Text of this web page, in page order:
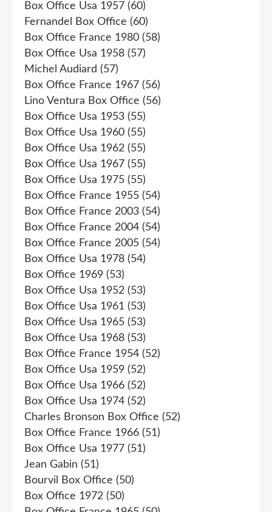
Box Office Usa 1957 (60)
Fernandel Box Office (60)
Box Office France 1980 (58)
Box Office Usa 1958 (57)
Michel Audiard (57)
Box Office France 1967 (56)
Lino Ventura Box Office (56)
Box Office Usa 1953 (55)
Box Office Usa 1960 (55)
Box Office Usa 1962 (55)
Box Office Usa 1967 (55)
Box Office Usa 1975 (55)
Box Office France 1955 (54)
Box Office France 2003 (54)
Box Office France 2004 (54)
Box Office France 2005 (54)
Box Office Usa 1978 (54)
Box Office 1969 (53)
Box Office Usa 1952 (53)
Box Office Usa 1961 (53)
Box Office Usa 1965 (53)
Box Office Usa 1968 (53)
Box Office France 1954 (52)
Box Office Usa 1959 (52)
Box Office Usa 1966 (52)
Box Office Usa 1974 (52)
Charles Bronson Box Office (52)
Box Office France 1966 (51)
Box Office Usa 1977 (51)
Jean Gabin (51)
Bourvil Box Office (50)
Box Office 1972 (50)